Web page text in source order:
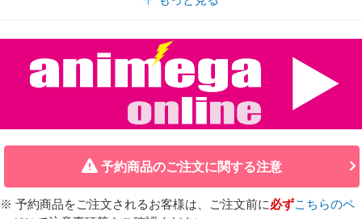
予約商品のご注文に関する注意
※ 予約商品をご注文されるお客様は、ご注文前に必ずこちらのペ